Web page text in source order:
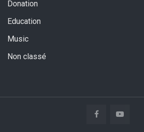
Donation
Education
Music
Non classé